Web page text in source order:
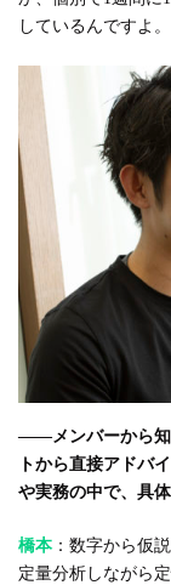
しているんですよ。
――メンバーから知
トから直接アドバ
や実務の中で、具
橋本：数字から仮
定量分析しながら